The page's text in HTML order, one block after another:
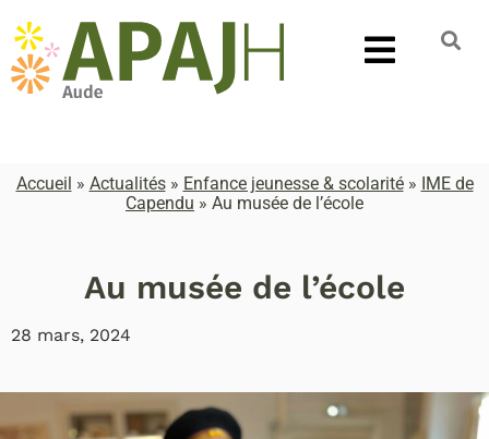
Accueil » Actualités» Enfance jeunesse & scolarité» IME de
Capendu » Au musée de l’école
Au musée de l’école
28 mars, 2024